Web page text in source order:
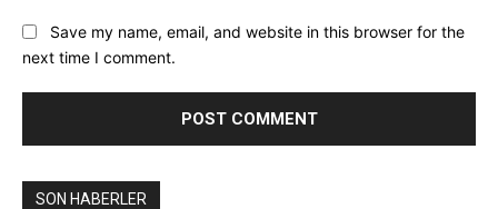
Save my name, email, and website in this browser for the
next time I comment.
SON HABERLER